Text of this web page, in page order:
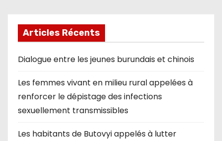
Articles Récents
Dialogue entre les jeunes burundais et chinois
Les femmes vivant en milieu rural appelées à
renforcer le dépistage des infections
sexuellement transmissibles
Les habitants de Butovyi appelés à lutter